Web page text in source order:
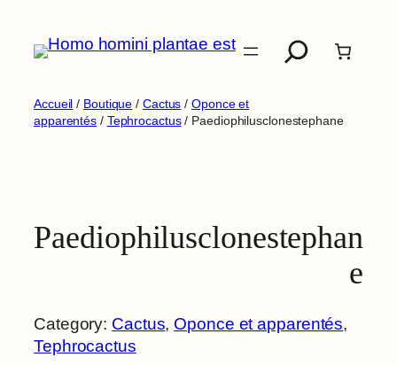
contenu
Accueil / Boutique / Cactus /Oponce et
apparentés / Tephrocactus/ Paediophilusclonestephane
Paediophilusclonestephan
e
Category: Cactus, Oponce et apparentés
Tephrocactus